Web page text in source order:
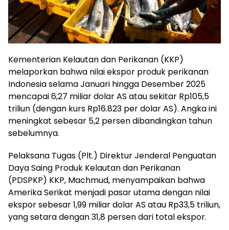
Kementerian Kelautan dan Perikanan (KKP)
melaporkan bahwa nilai ekspor produk perikanan
Indonesia selama Januari hingga Desember 2025
mencapai 6,27 miliar dolar AS atau sekitar Rp105,5
triliun (dengan kurs Rp16.823 per dolar AS). Angka ini
meningkat sebesar 5,2 persen dibandingkan tahun
sebelumnya.
Pelaksana Tugas (Plt.) Direktur Jenderal Penguatan
Daya Saing Produk Kelautan dan Perikanan
(PDSPKP) KKP, Machmud, menyampaikan bahwa
Amerika Serikat menjadi pasar utama dengan nilai
ekspor sebesar 1,99 miliar dolar AS atau Rp33,5 triliun,
yang setara dengan 31,8 persen dari total ekspor.